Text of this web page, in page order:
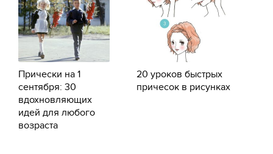
Прически на 1
сентября: 30
вдохновляющих
идей для любого
возраста
20 уроков быстрых
причесок в рисунках